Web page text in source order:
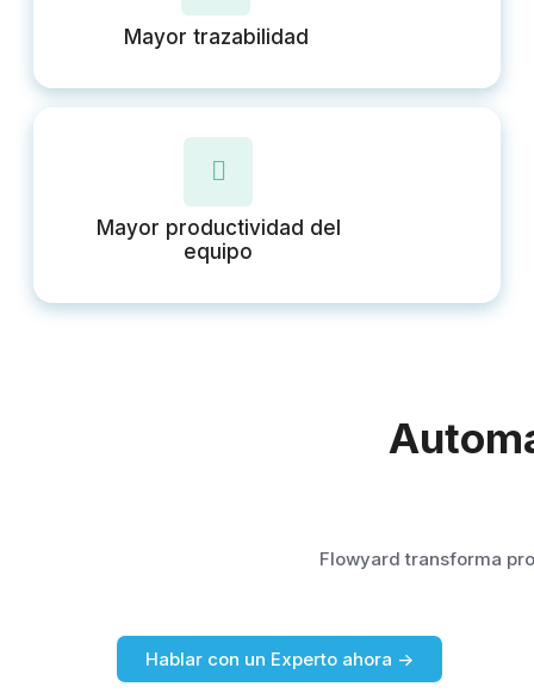
Mayor trazabilidad
Mayor productividad del
equipo
Flowyard transforma
Hablar con un Experto ahora ->